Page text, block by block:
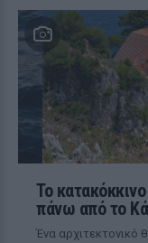
Το
πάνω από το
Ένα αρχιτεκτονικό